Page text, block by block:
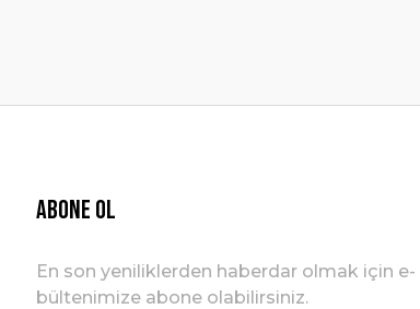
ABONE OL
En son yeniliklerden haberdar olmak için e-
bültenimize abone olabilirsiniz.